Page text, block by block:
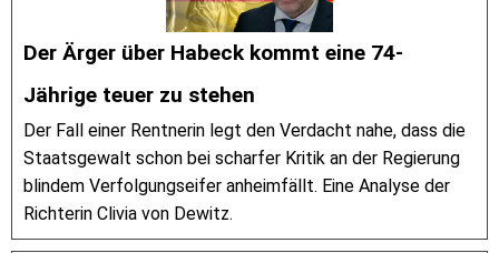
Der Ärger über Habeck kommt eine 74-
Jährige teuer zu stehen
Der Fall einer Rentnerin legt den Verdacht nahe, dass die
Staatsgewalt schon bei scharfer Kritik an der Regierung
blindem Verfolgungseifer anheimfällt. Eine Analyse der
Richterin Clivia von Dewitz.